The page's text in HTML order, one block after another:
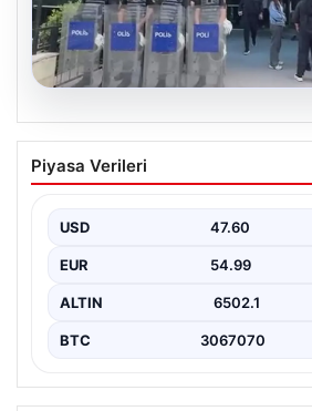
05.08.2026
Avcılar Belediyesi’ne
şüpheli gözaltına alındı
Piyasa Verileri
USD 47.60
EUR 54.99
ALTIN 6502.1
BTC 3067070